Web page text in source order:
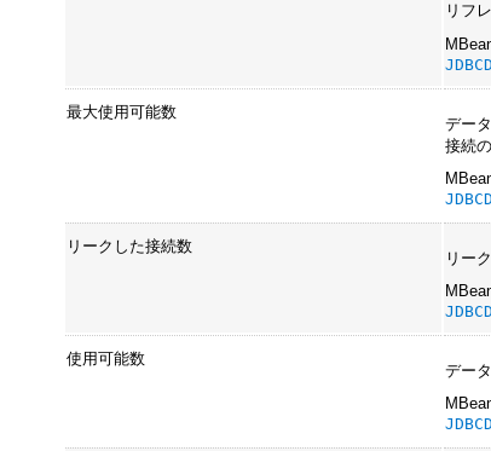
リフ
最大使用可能数
デー
接続
リークした接続数
リー
使用可能数
デー